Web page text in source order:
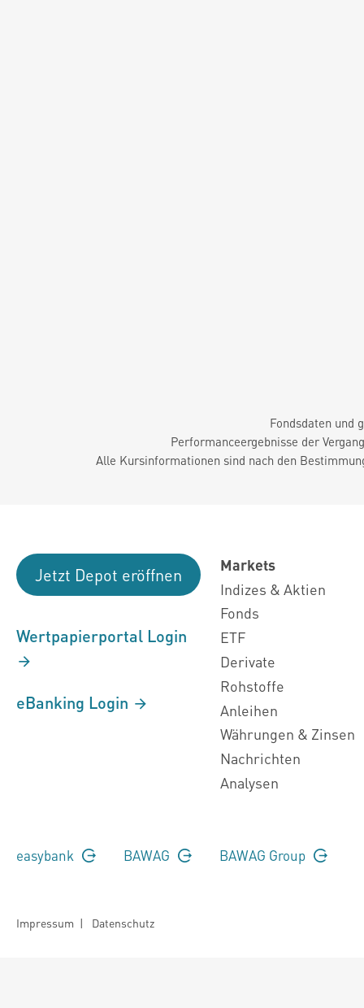
Fondsdaten und
Performanceergebnisse der
Alle Kursinformationen sind nach den
Jetzt Depot eröffnen
Wertpapierportal Login
eBanking Login
Markets
Indizes & Aktien
Fonds
ETF
Derivate
Rohstoffe
Anleihen
Währungen & Zinsen
Nachrichten
Analysen
easybank BAWAG BAWAG Group
Impressum | Datenschutz